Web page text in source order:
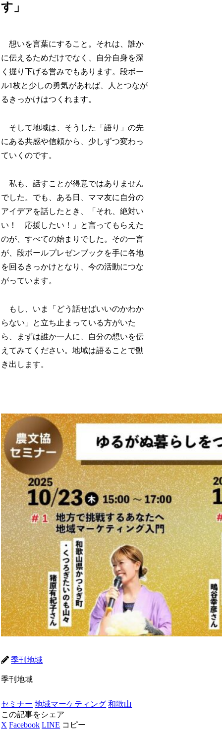
す」
想いを言葉にすること。それは、誰か
に伝えるためだけでなく、自分自身を深
く掘り下げる営みでもあります。段ボー
ル1枚と少しの勇気があれば、人とつなが
るきっかけはつくれます。
そして地域は、そうした「語り」の先
にある共感や信頼から、少しずつ変わっ
ていくのです。
私も、話すことが得意ではありません
でした。でも、ある日、ママ友に自分の
アイデアを話したとき、「それ、絶対い
い！ 応援したい！」と言ってもらえた
のが、すべての始まりでした。その一言
が、段ボールプレゼンブックを手に各地
を回るきっかけとなり、今の活動につな
がっています。
もし、いま「どう話せばいいのかわか
らない」と立ち止まっている方がいた
ら、まずは誰か一人に、自分の想いを伝
えてみてください。地域は語ることで動
き出します。
季刊地域
季刊地域
セミナー 地域マーケティング 和歌山
この記事をシェア
X Facebook LINE コピー